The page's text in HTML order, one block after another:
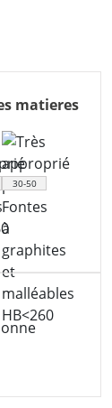
matieres
30-50